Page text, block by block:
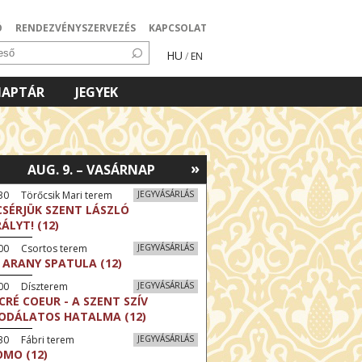
RENDEZVÉNYSZERVEZÉS KAPCSOLAT
HU / EN
JEGYEK
»
AUG. 9. – VASÁRNAP
JEGYVÁSÁRLÁS
Törőcsik Mari terem
SZENT LÁSZLÓ
(12)
JEGYVÁSÁRLÁS
Csortos terem
SPATULA (12)
JEGYVÁSÁRLÁS
Díszterem
COEUR - A SZENT SZÍV
HATALMA (12)
JEGYVÁSÁRLÁS
Fábri terem
(12)